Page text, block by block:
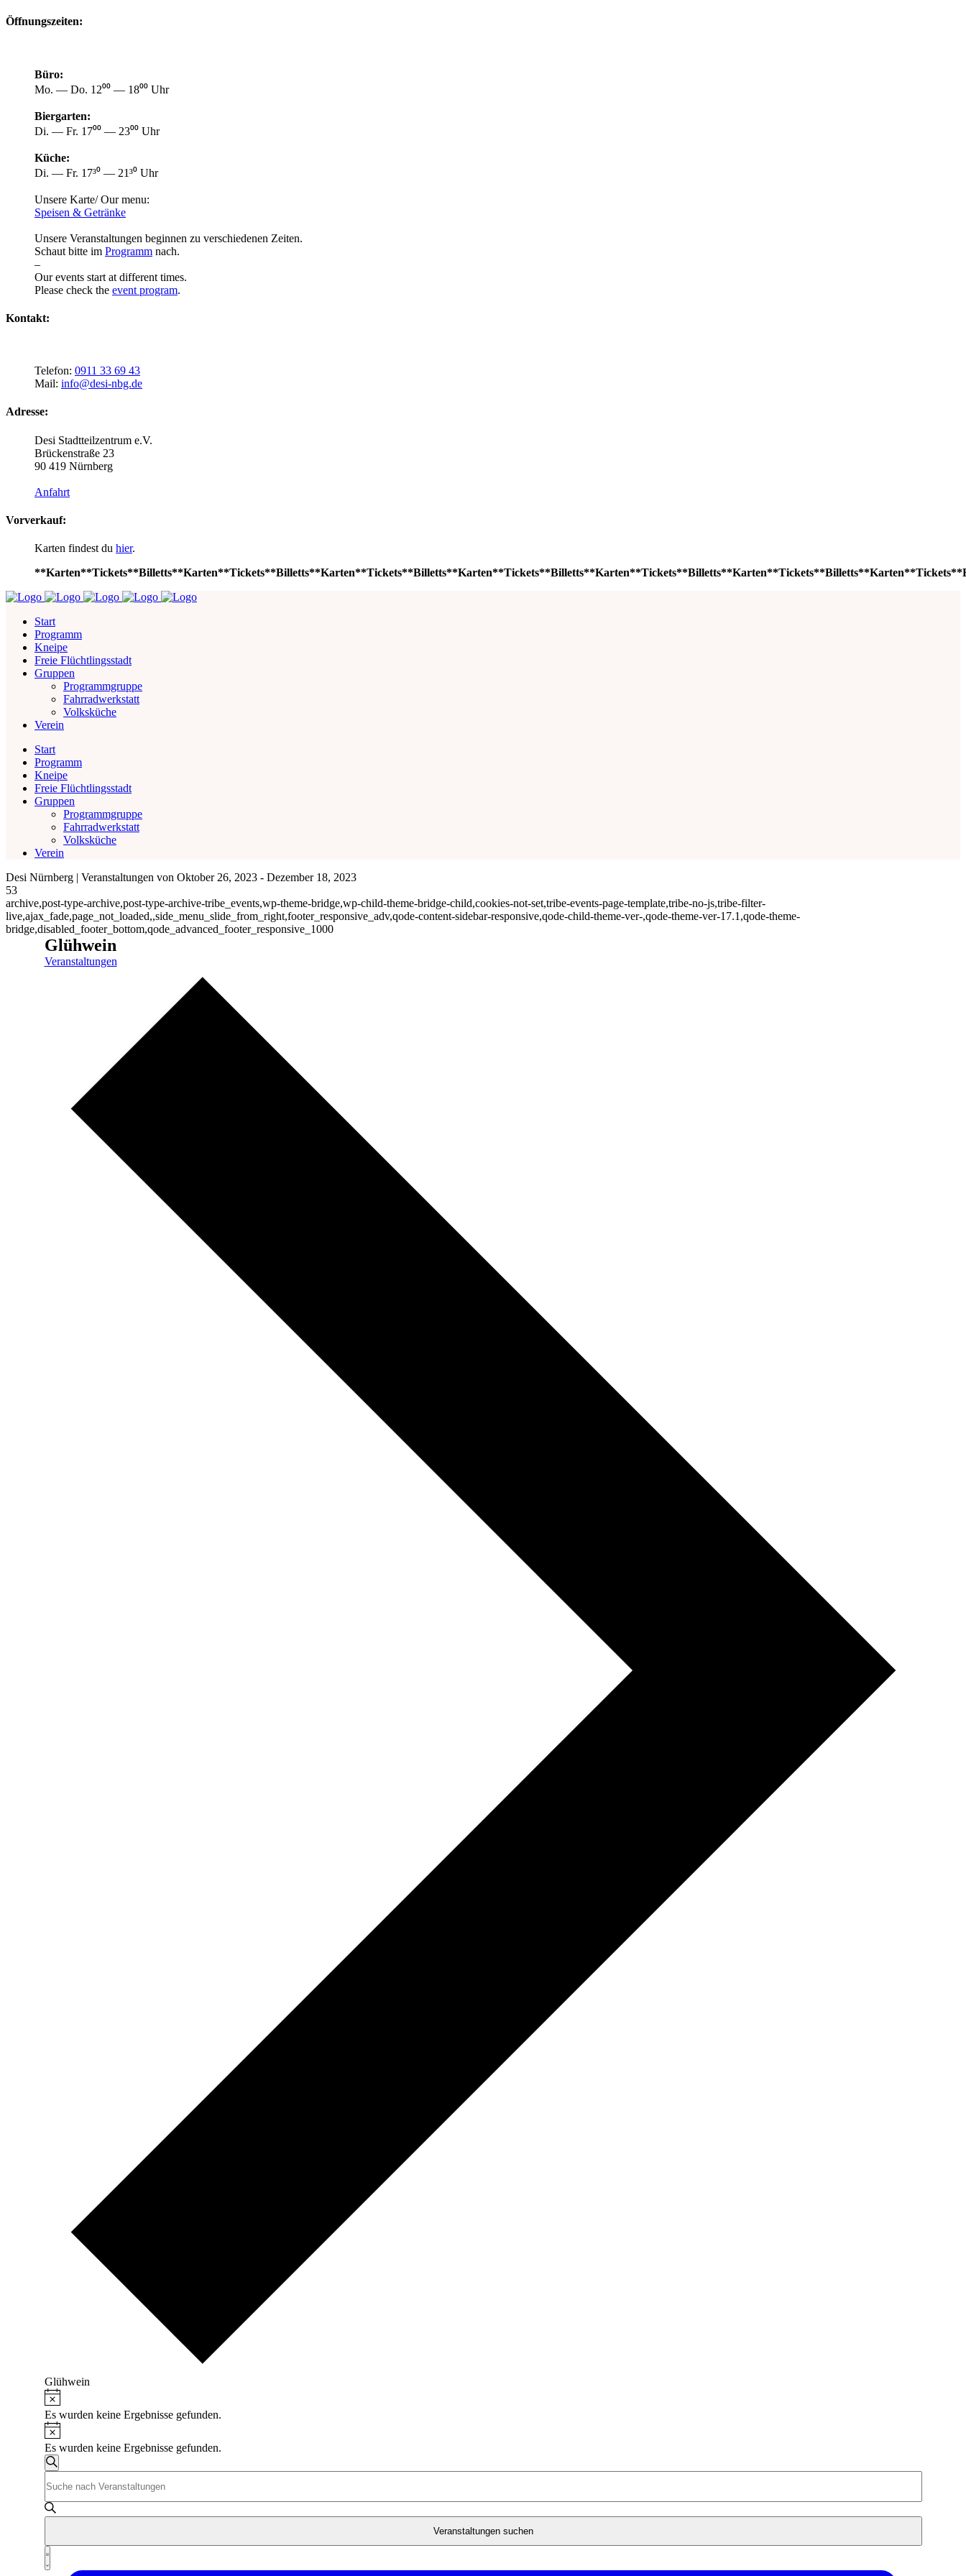
Öffnungszeiten:
Büro:
Mo. — Do. 12⁰⁰ — 18⁰⁰ Uhr
Biergarten:
Di. — Fr. 17⁰⁰ — 23⁰⁰ Uhr
Küche:
Di. — Fr. 17³⁰ — 21³⁰ Uhr
Unsere Karte/ Our menu:
Speisen & Getränke
Unsere Veranstaltungen beginnen zu verschiedenen Zeiten.
Schaut bitte im Programm nach.
–
Our events start at different times.
Please check the event program.
Kontakt:
Telefon: 0911 33 69 43
Mail: info@desi-nbg.de
Adresse:
Desi Stadtteilzentrum e.V.
Brückenstraße 23
90 419 Nürnberg
Anfahrt
Vorverkauf:
Karten findest du hier.
Start
Programm
Kneipe
Freie Flüchtlingsstadt
Gruppen
Programmgruppe
Fahrradwerkstatt
Volksküche
Verein
Start
Programm
Kneipe
Freie Flüchtlingsstadt
Gruppen
Programmgruppe
Fahrradwerkstatt
Volksküche
Verein
Desi Nürnberg | Veranstaltungen von Oktober 26, 2023 - Dezember 18, 2023
53
archive,post-type-archive,post-type-archive-tribe_events,wp-theme-bridge,wp-child-theme-bridge-child,cookies-not-set,tribe-events-page-template,tribe-no-js,tribe-filter-
live,ajax_fade,page_not_loaded,,side_menu_slide_from_right,footer_responsive_adv,qode-content-sidebar-responsive,qode-child-theme-ver-,qode-theme-ver-17.1,qode-theme-
bridge,disabled_footer_bottom,qode_advanced_footer_responsive_1000
Glühwein
Veranstaltungen
Glühwein
Veranstaltungen
Hinweis
Es wurden keine Ergebnisse gefunden.
Hinweis
Es wurden keine Ergebnisse gefunden.
Veranstaltungen
Suche
und
Ansichten,
Navigation
Suche
Schlüsselwort
eingeben.
Suche
Veranstaltungen
Schlüsselwort.
Veranstaltungen suchen
Veranstaltung
Ansichten-
Liste